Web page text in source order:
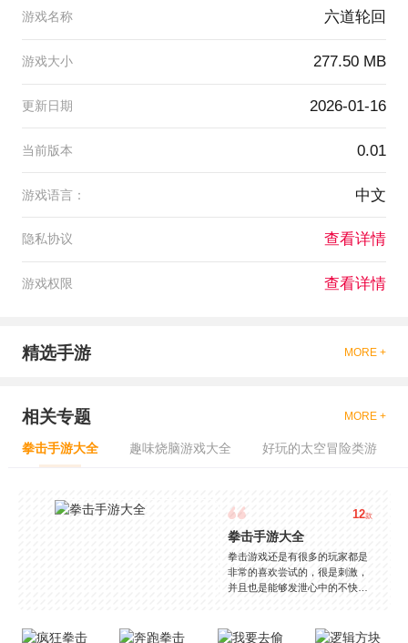
游戏名称 六道轮回
游戏大小 277.50 MB
更新日期 2026-01-16
当前版本 0.01
游戏语言： 中文
隐私协议 查看详情
游戏权限 查看详情
精选手游 MORE +
相关专题 MORE +
拳击手游大全 趣味烧脑游戏大全 好玩的太空冒险类游
12款
拳击手游大全
拳击游戏还是有很多的玩家都是
非常的喜欢尝试的，很是刺激，
并且也是能够发泄心中的不快
是一些格斗的游戏，其实是非常